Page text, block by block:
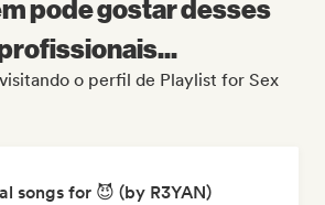
pode gostar desses
o perfil de Playlist for Sex
songs for 😈 (by R3YAN)